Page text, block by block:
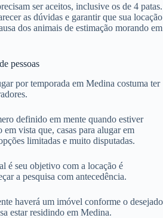
ser aceitos, inclusive os de 4 patas.
as dúvidas e garantir que sua locação
dos animais de estimação morando em
pessoas
por temporada em Medina costuma ter
definido em mente quando estiver
vista que, casas para alugar em
limitadas e muito disputadas.
é seu objetivo com a locação é
a pesquisa com antecedência.
haverá um imóvel conforme o desejado
estar residindo em Medina.